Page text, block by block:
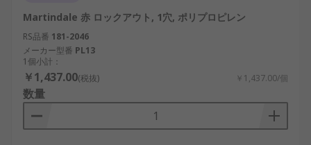
Martindale 赤 ロックアウト, 1穴, ポリプロピレン
RS品番 181-2046
メーカー型番 PL13
1個小計：
￥1,437.00(税抜) ￥1,437.00/個
数量